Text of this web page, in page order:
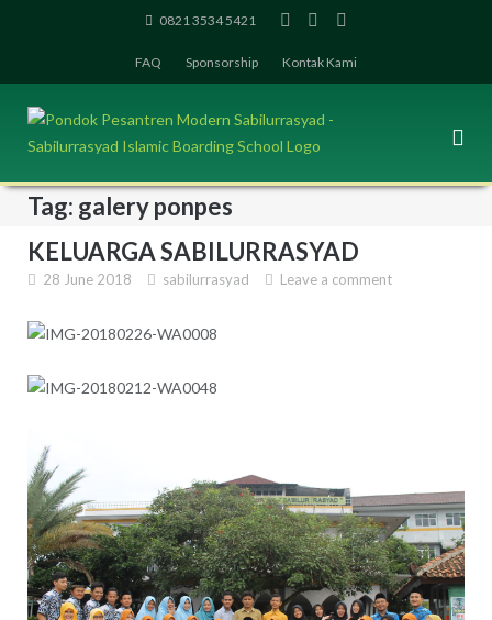
0821 3534 5421
FAQ Sponsorship Kontak Kami
Tag: galery ponpes
KELUARGA SABILURRASYAD
28 June 2018 sabilurrasyad Leave a comment